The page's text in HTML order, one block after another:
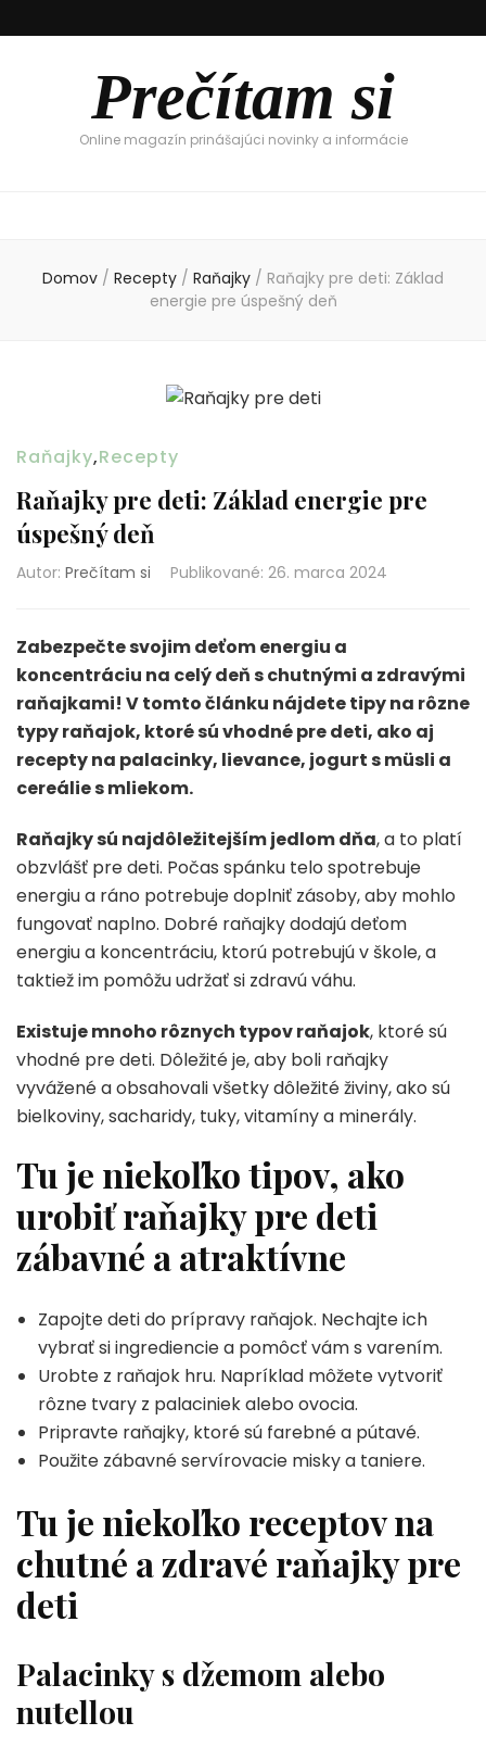
Prečítam si
Online magazín prinášajúci novinky a informácie
Domov / Recepty / Raňajky / Raňajky pre deti: Základ
energie pre úspešný deň
Raňajky,Recepty
Raňajky pre deti: Základ energie pre
úspešný deň
Autor: Prečítam si Publikované: 26. marca 2024
Zabezpečte svojim deťom energiu a
koncentráciu na celý deň s chutnými a zdravými
raňajkami! V tomto článku nájdete tipy na rôzne
typy raňajok, ktoré sú vhodné pre deti, ako aj
recepty na palacinky, lievance, jogurt s müsli a
cereálie s mliekom.
Raňajky sú najdôležitejším jedlom dňa, a to platí
obzvlášť pre deti. Počas spánku telo spotrebuje
energiu a ráno potrebuje doplniť zásoby, aby mohlo
fungovať naplno. Dobré raňajky dodajú deťom
energiu a koncentráciu, ktorú potrebujú v škole, a
taktiež im pomôžu udržať si zdravú váhu.
Existuje mnoho rôznych typov raňajok, ktoré sú
vhodné pre deti. Dôležité je, aby boli raňajky
vyvážené a obsahovali všetky dôležité živiny, ako sú
bielkoviny, sacharidy, tuky, vitamíny a minerály.
Tu je niekoľko tipov, ako
urobiť raňajky pre deti
zábavné a atraktívne
Zapojte deti do prípravy raňajok. Nechajte ich
vybrať si ingrediencie a pomôcť vám s varením.
Urobte z raňajok hru. Napríklad môžete vytvoriť
rôzne tvary z palaciniek alebo ovocia.
Pripravte raňajky, ktoré sú farebné a pútavé.
Použite zábavné servírovacie misky a taniere.
Tu je niekoľko receptov na
chutné a zdravé raňajky pre
deti
Palacinky s džemom alebo
nutellou